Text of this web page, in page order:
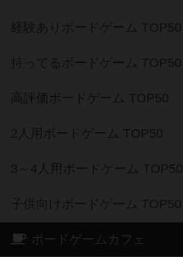
経験ありボードゲーム TOP50
持ってるボードゲーム TOP50
高評価ボードゲーム TOP50
2人用ボードゲーム TOP50
3～4人用ボードゲーム TOP50
子供向けボードゲーム TOP50
ボードゲームカフェ